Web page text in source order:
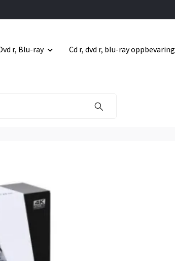
r, Blu-ray Cd r, dvd r, blu-ray oppbevaring